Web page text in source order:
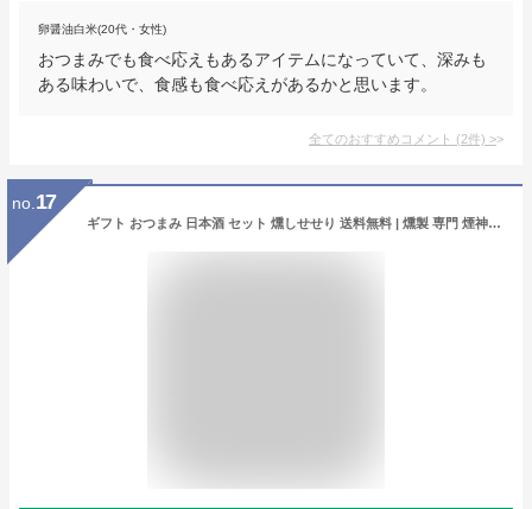
卵醤油白米(20代・女性)
おつまみでも食べ応えもあるアイテムになっていて、深みも
ある味わいで、食感も食べ応えがあるかと思います。
全てのおすすめコメント (2件) >
no. 17
ギフト おつまみ 日本酒 セット 燻しせせり 送料無料 | 燻製 専門 煙神 チーズ プレゼント グルメ お取り寄せ 詰め合わせ 母の日 父の日 誕生日 内祝い お返し 贈答 御見舞 バー ワイン ウイスキー 家飲み つまみ 高級 健康 レビューを書いて 20%OFF クーポン 配布中